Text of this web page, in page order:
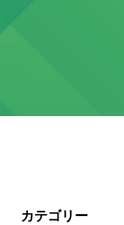
カテゴリー